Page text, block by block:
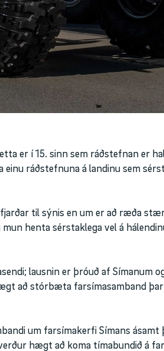
er í 15. sinn sem ráðstefnan er
ráðstefnuna á landinu sem
til sýnis en um er að ræða
henta sérstaklega vel á
lausnin er þróuð af Símanum
að stórbæta farsímasamband þar
um farsímakerfi Símans
hægt að koma tímabundið á